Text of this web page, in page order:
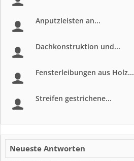
Anputzleisten an...
Dachkonstruktion und...
Fensterleibungen aus Holz...
Streifen gestrichene...
Neueste Antworten